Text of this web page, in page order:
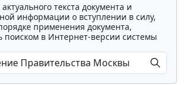
текста документа и
информации о вступлении в силу,
применения документа,
поиском в Интернет-версии системы